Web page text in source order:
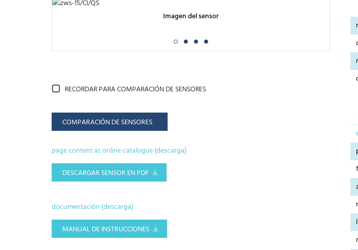
Imagen del sensor
RECORDAR PARA COMPARACIÓN DE SENSORES
COMPARACIÓN DE SENSORES
page content as online catalogue (descarga)
DESCARGAR SENSOR EN PDF
documentación (descarga)
MANUAL DE INSTRUCCIONES